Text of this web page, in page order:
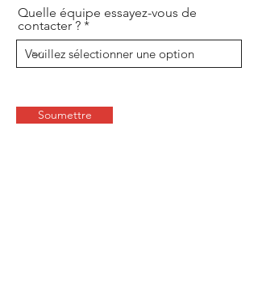
Quelle équipe essayez-vous de
contacter ?
Soumettre